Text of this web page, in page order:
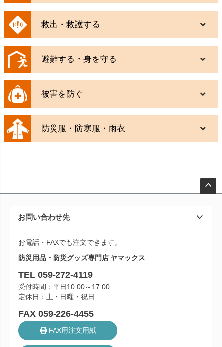
救出・救護する
避難する・身を守る
被害を防ぐ
防災服・防寒服・雨衣
ジト
ップ
お問い合わせ先
お電話・FAXでも注文できます。
防災用品・防災グッズ専門店 ヤマックス
TEL 059-272-4119
受付時間：平日10:00～17:00
定休日：土・日曜・祝日
FAX 059-226-4455
FAX用注文用紙